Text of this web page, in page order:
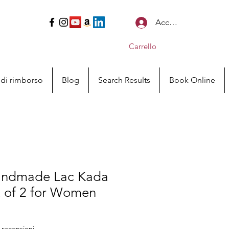
Accedi
Carrello
rimborso Blog Search Results Book Online
Lac Kada
of 2 for Women
la valutazione è 4.6 su cinque stelle